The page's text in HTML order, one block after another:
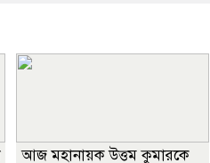
আজ মহানায়ক উত্তম কুমারকে